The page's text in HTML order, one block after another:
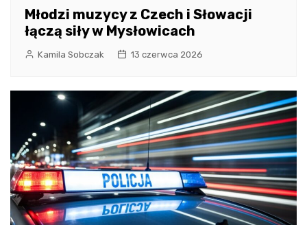
Młodzi muzycy z Czech i Słowacji
łączą siły w Mysłowicach
Kamila Sobczak 13 czerwca 2026